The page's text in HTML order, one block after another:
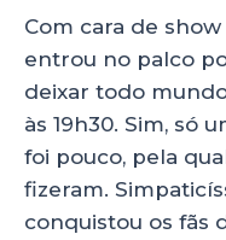
Com cara de
entrou no palco
deixar todo
às 19h30. Sim, só
foi pouco, pela
fizeram.
conquistou os fãs